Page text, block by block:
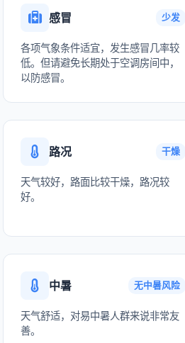
感冒 少发
各项气象条件适宜，发生感冒几率较
低。但请避免长期处于空调房间中，
以防感冒。
路况 干燥
天气较好，路面比较干燥，路况较
好。
中暑 无中暑风险
天气舒适，对易中暑人群来说非常友
善。